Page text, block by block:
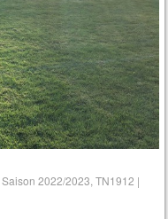
Saison 2022/2023,TN1912 |